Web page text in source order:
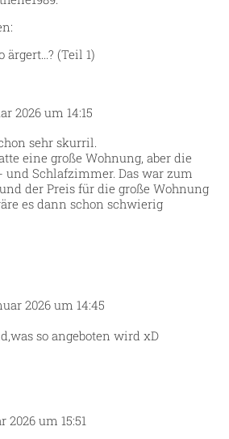
(Teil 1)
2026 um 14:15
sehr skurril.
eine große Wohnung, aber die
und Schlafzimmer. Das war zum
der Preis für die große Wohnung
es dann schon schwierig
2026 um 14:45
so angeboten wird xD
2026 um 15:51